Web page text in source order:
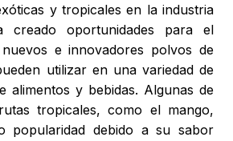
y tropicales en la industria
creado oportunidades para el
e innovadores polvos de
utilizar en una variedad de
alimentos y bebidas. Algunas de
tropicales, como el mango,
popularidad debido a su sabor